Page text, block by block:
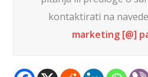
kontaktirati na
marketing [@]